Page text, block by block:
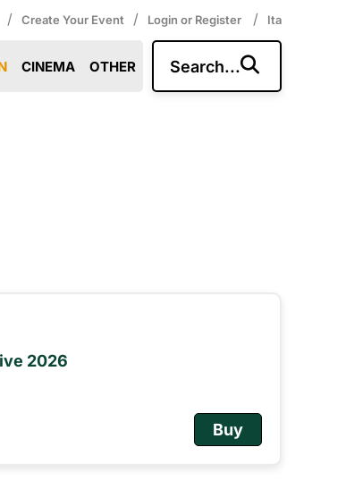
/ Create Your Event / Login or Register / Ita
CINEMA OTHER Search...
2026
Buy